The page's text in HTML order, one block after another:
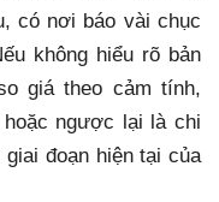
có nơi báo vài chục
không hiểu rõ bản
giá theo cảm tính,
ngược lại là chi
đoạn hiện tại của